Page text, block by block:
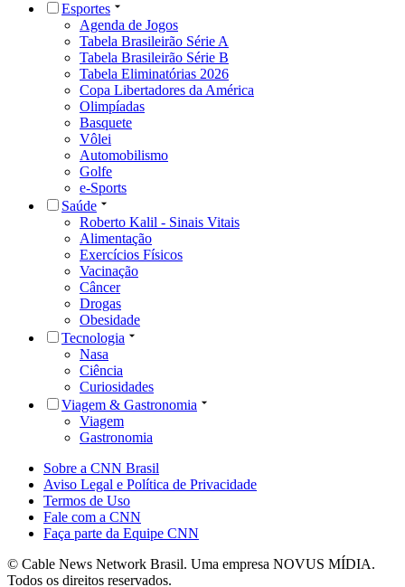
Esportes
Agenda de Jogos
Tabela Brasileirão Série A
Tabela Brasileirão Série B
Tabela Eliminatórias 2026
Copa Libertadores da América
Olimpíadas
Basquete
Vôlei
Automobilismo
Golfe
e-Sports
Saúde
Roberto Kalil - Sinais Vitais
Alimentação
Exercícios Físicos
Vacinação
Câncer
Drogas
Obesidade
Tecnologia
Nasa
Ciência
Curiosidades
Viagem & Gastronomia
Viagem
Gastronomia
Sobre a CNN Brasil
Aviso Legal e Política de Privacidade
Termos de Uso
Fale com a CNN
Faça parte da Equipe CNN
© Cable News Network Brasil. Uma empresa NOVUS MÍDIA.
Todos os direitos reservados.